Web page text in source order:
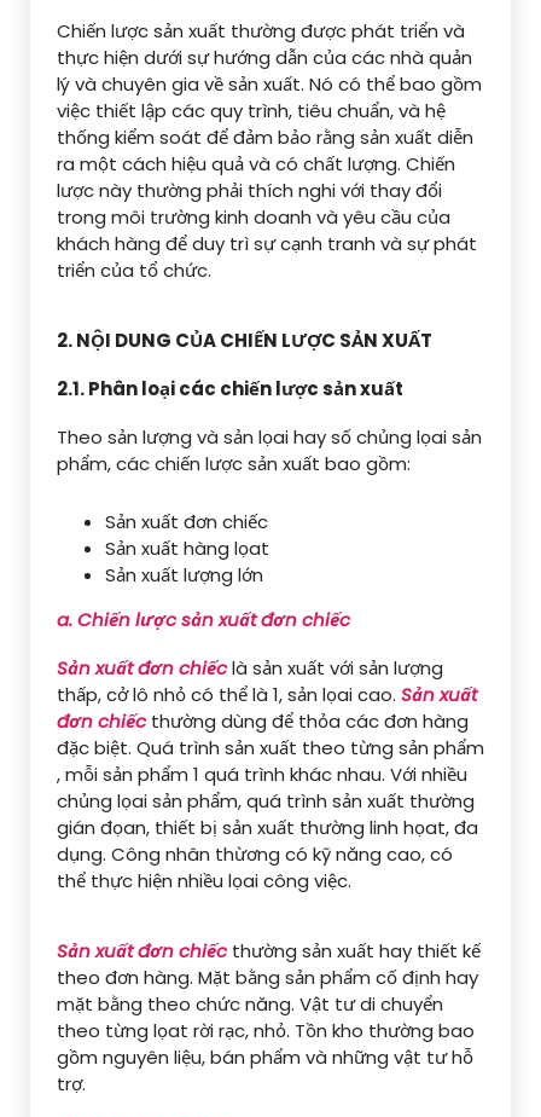
Chiến lược sản xuất thường được phát triển và
thực hiện dưới sự hướng dẫn của các nhà quản
lý và chuyên gia về sản xuất. Nó có thể bao gồm
việc thiết lập các quy trình, tiêu chuẩn, và hệ
thống kiểm soát để đảm bảo rằng sản xuất diễn
ra một cách hiệu quả và có chất lượng. Chiến
lược này thường phải thích nghi với thay đổi
trong môi trường kinh doanh và yêu cầu của
khách hàng để duy trì sự cạnh tranh và sự phát
triển của tổ chức.
2. NỘI DUNG CỦA CHIẾN LƯỢC SẢN XUẤT
2.1. Phân loại các chiến lược sản xuất
Theo sản lượng và sản lọai hay số chủng lọai sản
phẩm, các chiến lược sản xuất bao gồm:
Sản xuất đơn chiếc
Sản xuất hàng lọat
Sản xuất lượng lớn
a. Chiến lược sản xuất đơn chiếc
Sản xuất đơn chiếclà sản xuất với sản lượng
thấp, cở lô nhỏ có thể là 1, sản lọai cao. Sản xuất
đơn chiếcthường dùng để thỏa các đơn hàng
đặc biệt. Quá trình sản xuất theo từng sản phẩm
, mỗi sản phẩm 1 quá trình khác nhau. Với nhiều
chủng lọai sản phẩm, quá trình sản xuất thường
gián đọan, thiết bị sản xuất thường linh họat, đa
dụng. Công nhân thừơng có kỹ năng cao, có
thể thực hiện nhiều lọai công việc.
Sản xuất đơn chiếcthường sản xuất hay thiết kế
theo đơn hàng. Mặt bằng sản phẩm cố định hay
mặt bằng theo chức năng. Vật tư di chuyển
theo từng lọat rời rạc, nhỏ. Tồn kho thường bao
gồm nguyên liệu, bán phẩm và những vật tư hỗ
trợ.